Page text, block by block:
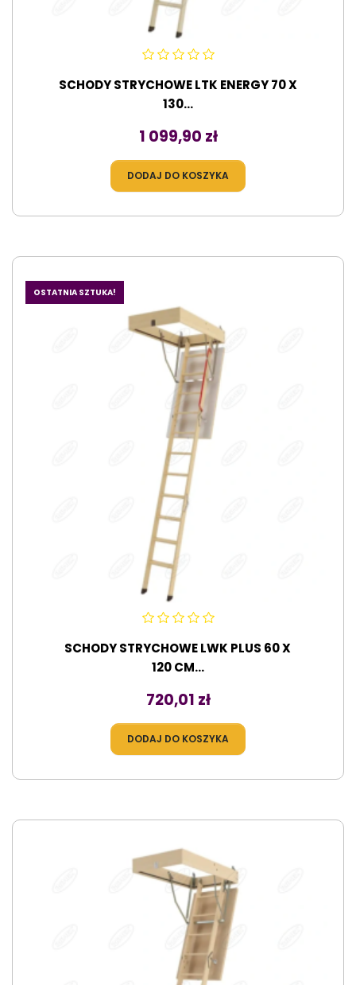
SCHODY STRYCHOWE LTK ENERGY 70 X
130...
Cena
1 099,90 zł
DODAJ DO KOSZYKA
OSTATNIA SZTUKA!
SCHODY STRYCHOWE LWK PLUS 60 X
120 CM...
Cena
720,01 zł
DODAJ DO KOSZYKA